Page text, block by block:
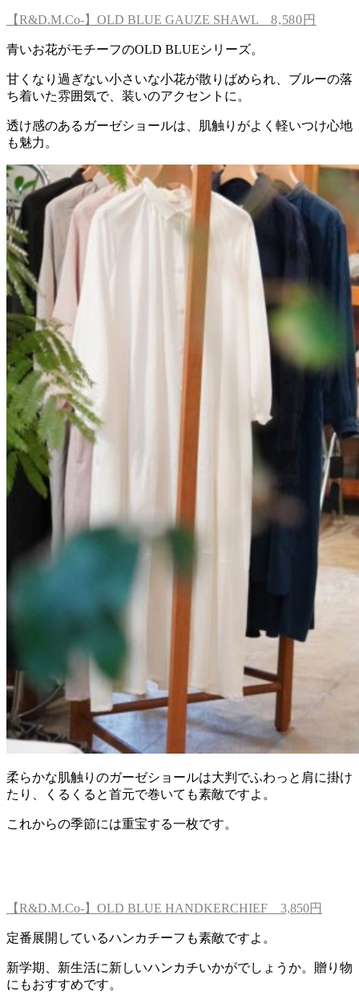
【R&D.M.Co-】OLD BLUE GAUZE SHAWL 8,580円
青いお花がモチーフのOLD BLUEシリーズ。
甘くなり過ぎない小さいな小花が散りばめられ、ブルーの落
ち着いた雰囲気で、装いのアクセントに。
透け感のあるガーゼショールは、肌触りがよく軽いつけ心地
も魅力。
柔らかな肌触りのガーゼショールは大判でふわっと肩に掛け
たり、くるくると首元で巻いても素敵ですよ。
これからの季節には重宝する一枚です。
【R&D.M.Co-】OLD BLUE HANDKERCHIEF 3,850円
定番展開しているハンカチーフも素敵ですよ。
新学期、新生活に新しいハンカチいかがでしょうか。贈り物
にもおすすめです。